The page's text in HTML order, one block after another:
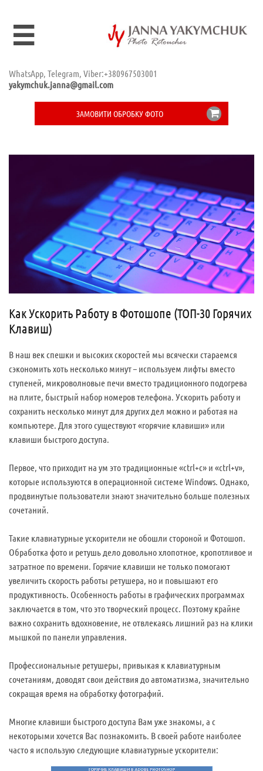

WhatsApp, Telegram, Viber:+380967503001
yakymchuk.janna@gmail.com
ЗАМОВИТИ ОБРОБКУ ФОТО 
Как Ускорить Работу в Фотошопе (ТОП-30 Горячих
Клавиш)
В наш век спешки и высоких скоростей мы всячески стараемся
сэкономить хоть несколько минут – используем лифты вместо
ступеней, микроволновые печи вместо традиционного подогрева
на плите, быстрый набор номеров телефона. Ускорить работу и
сохранить несколько минут для других дел можно и работая на
компьютере. Для этого существуют «горячие клавиши» или
клавиши быстрого доступа.
Первое, что приходит на ум это традиционные «ctrl+c» и «ctrl+v»,
которые используются в операционной системе Windows. Однако,
продвинутые пользователи знают значительно больше полезных
сочетаний.
Такие клавиатурные ускорители не обошли стороной и Фотошоп.
Обработка фото и ретушь дело довольно хлопотное, кропотливое и
затратное по времени. Горячие клавиши не только помогают
увеличить скорость работы ретушера, но и повышают его
продуктивность. Особенность работы в графических программах
заключается в том, что это творческий процесс. Поэтому крайне
важно сохранить вдохновение, не отвлекаясь лишний раз на клики
мышкой по панели управления.
Профессиональные ретушеры, привыкая к клавиатурным
сочетаниям, доводят свои действия до автоматизма, значительно
сокращая время на обработку фотографий.
Многие клавиши быстрого доступа Вам уже знакомы, а с
некоторыми хочется Вас познакомить. В своей работе наиболее
часто я использую следующие клавиатурные ускорители: